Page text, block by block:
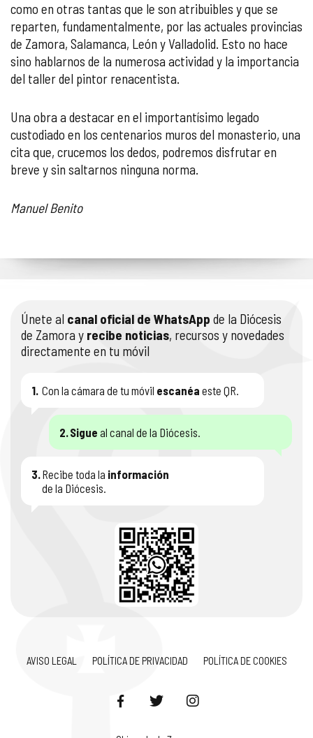
como en otras tantas que le son atribuibles y que se
reparten, fundamentalmente, por las actuales provincias
de Zamora, Salamanca, León y Valladolid. Esto no hace
sino hablarnos de la numerosa actividad y la importancia
del taller del pintor renacentista.
Una obra a destacar en el importantísimo legado
custodiado en los centenarios muros del monasterio, una
cita que, crucemos los dedos, podremos disfrutar en
breve y sin saltarnos ninguna norma.
Manuel Benito
Únete al canal oficial de WhatsApp de la Diócesis
de Zamora y recibe noticias, recursos y novedades
directamente en tu móvil
1. Con la cámara de tu móvil escanéa este QR.
2.Sigue al canal de la Diócesis.
3.Recibe toda la información
de la Diócesis.
AVISO LEGAL POLÍTICA DE PRIVACIDAD POLÍTICA DE COOKIES